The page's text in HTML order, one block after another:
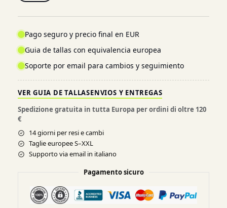
Pago seguro y precio final en EUR
Guia de tallas con equivalencia europea
Soporte por email para cambios y seguimiento
VER GUIA DE TALLASENVIOS Y ENTREGAS
Spedizione gratuita in tutta Europa per ordini di oltre 120
€
14 giorni per resi e cambi
Taglie europee S–XXL
Supporto via email in italiano
Pagamento sicuro